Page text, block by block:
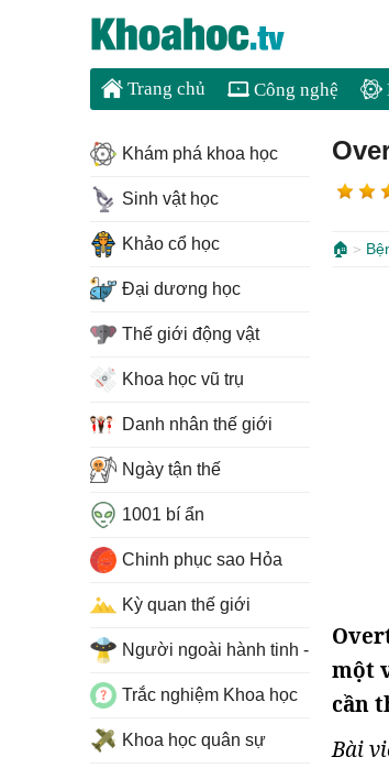
Trang chủ Công nghệ
🏠
một
cần
Bài
Khám phá khoa học
Sinh vật học
Khảo cổ học
Đại dương học
Thế giới động vật
Khoa học vũ trụ
Danh nhân thế giới
Ngày tận thế
1001 bí ẩn
Chinh phục sao Hỏa
Kỳ quan thế giới
Người ngoài hành tinh - UFO
Trắc nghiệm Khoa học
Khoa học quân sự